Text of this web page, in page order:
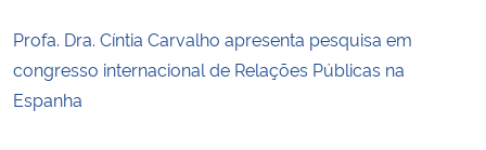
Profa. Dra. Cíntia Carvalho apresenta pesquisa em
congresso internacional de Relações Públicas na
Espanha